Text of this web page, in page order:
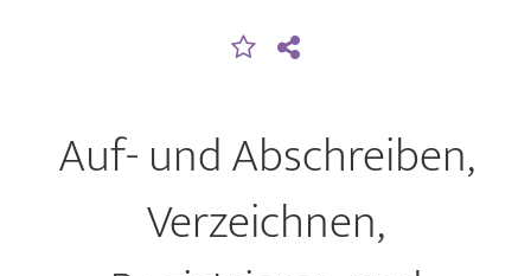
Auf- und Abschreiben,
Verzeichnen,